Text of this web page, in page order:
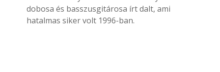
dobosa és basszusgitárosa írt dalt, ami
hatalmas siker volt 1996-ban.